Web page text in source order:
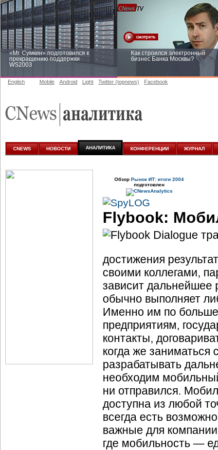
«Mr. Сумкин» подготовился к
прекращению поддержки
WS2003
Как строился электронный
бизнес Банка Москвы?
аналитике
English Mobile Android Light Twitter (topnews) Facebook
CNEWS НОВОСТИ АНАЛИТИКА КОНФЕРЕНЦИИ ЖУРНАЛ
Обзор Рынок ИТ: итоги 2004
подготовлен
Flybook:
достижения
своими коллегами,
зависит дальнейшее
обычно выполняет
Именно им по
предприятиям,
контакты,
когда же заниматься
разрабатывать
необходим
ни отправился.
доступна из любой
всегда есть
важные для
где мобильность —